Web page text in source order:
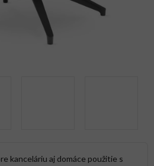
kanceláriu aj domáce použitie s